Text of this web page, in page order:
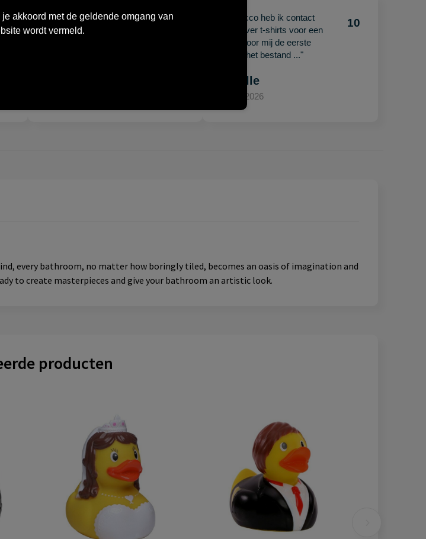
"Ze denken in oplossingen.
De bestelde artikelen waren
10
"Met Jacco heb ik contact
gehad over t-shirts voor een
beurs. Voor mij de eerste
keer en het bestand ..."
10
Mariëlle
15 april 2026
every bathroom, no matter how boringly tiled, becomes an oasis of imagination and
to create masterpieces and give your bathroom an artistic look.
producten
akkoord met de geldende omgang van
wordt vermeld.